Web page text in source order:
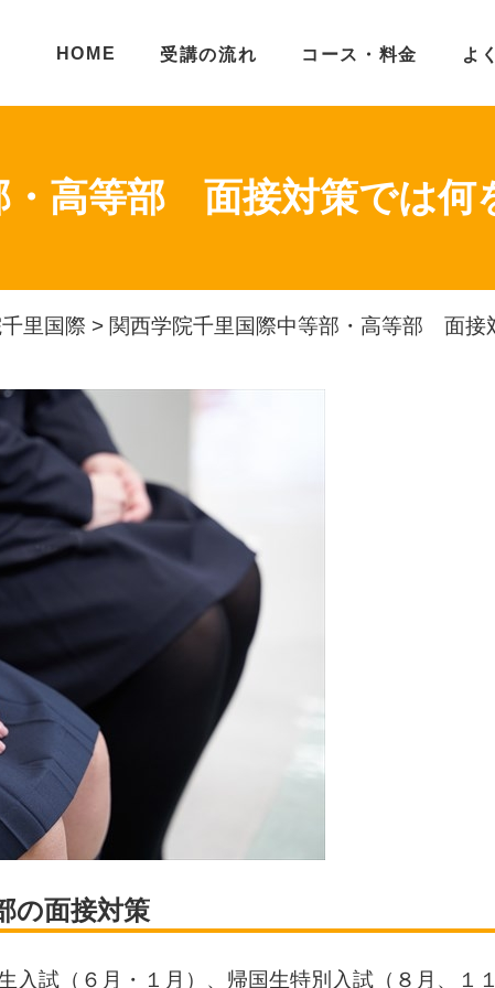
HOME 受講の流れ コース・料金 よ
・高等部 面接対策では何
里国際 > 関西学院千里国際中等部・高等部 面接
の面接対策
入試（６月・１月）、帰国生特別入試（８月、１